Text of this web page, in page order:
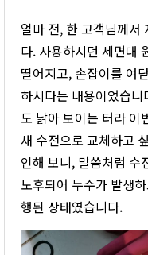
얼마 전, 한 고객님께서
다. 사용하시던 세면대
떨어지고, 손잡이를 여
하시다는 내용이었습
도 낡아 보이는 터라 이
새 수전으로 교체하고
인해 보니, 말씀처럼 수
노후되어 누수가 발생
행된 상태였습니다.